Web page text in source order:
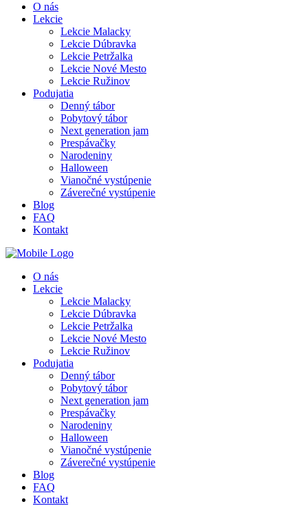
O nás
Lekcie
Lekcie Malacky
Lekcie Dúbravka
Lekcie Petržalka
Lekcie Nové Mesto
Lekcie Ružinov
Podujatia
Denný tábor
Pobytový tábor
Next generation jam
Prespávačky
Narodeniny
Halloween
Vianočné vystúpenie
Záverečné vystúpenie
Blog
FAQ
Kontakt
O nás
Lekcie
Lekcie Malacky
Lekcie Dúbravka
Lekcie Petržalka
Lekcie Nové Mesto
Lekcie Ružinov
Podujatia
Denný tábor
Pobytový tábor
Next generation jam
Prespávačky
Narodeniny
Halloween
Vianočné vystúpenie
Záverečné vystúpenie
Blog
FAQ
Kontakt